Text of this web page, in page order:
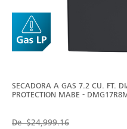
SECADORA A GAS 7.2 CU. FT.
PROTECTION MABE -
De$24,999.16